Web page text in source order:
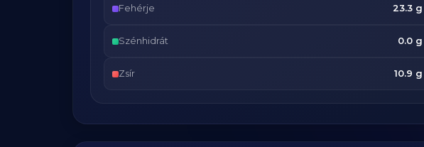
Fehérje 23.3 g
Szénhidrát 0.0 g
Zsír 10.9 g